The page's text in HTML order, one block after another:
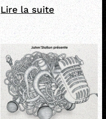
Lire la suite